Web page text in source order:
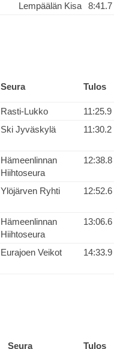
Lempäälän Kisa 8:41.7
Seura Tulos
Rasti-Lukko
11:25.9
Ski Jyväskylä 11:30.2
Hämeenlinnan
Hiihtoseura
12:38.8
Ylöjärven Ryhti 12:52.6
Hämeenlinnan
Hiihtoseura
13:06.6
Eurajoen Veikot 14:33.9
Seura Tulos